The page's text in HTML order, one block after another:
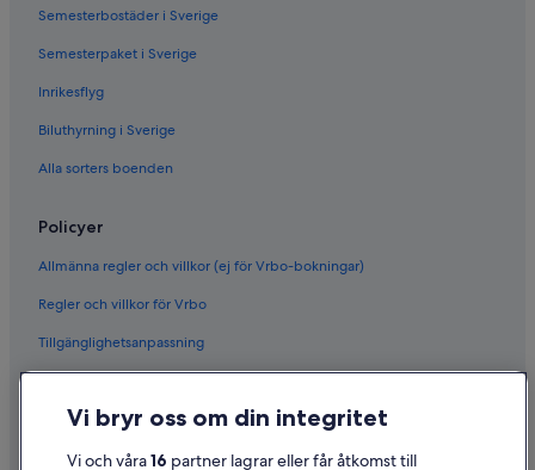
Semesterbostäder i Sverige
Semesterpaket i Sverige
Inrikesflyg
Biluthyrning i Sverige
Alla sorters boenden
Policyer
Allmänna regler och villkor (ej för Vrbo-bokningar)
Regler och villkor för Vrbo
Tillgänglighetsanpassning
Cookies
Användarvillkor
Vi bryr oss om din integritet
Vi och våra16 partner lagrar eller får åtkomst till